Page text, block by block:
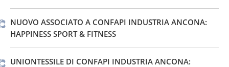
NUOVO ASSOCIATO A CONFAPI INDUSTRIA ANCONA:
HAPPINESS SPORT & FITNESS
UNIONTESSILE DI CONFAPI INDUSTRIA ANCONA: